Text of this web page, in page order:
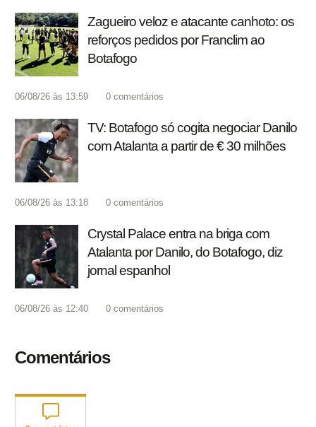
Zagueiro veloz e atacante canhoto: os
reforços pedidos por Franclim ao
Botafogo
06/08/26 às 13:59 0 comentários
TV: Botafogo só cogita negociar Danilo
com Atalanta a partir de € 30 milhões
06/08/26 às 13:18 0 comentários
Crystal Palace entra na briga com
Atalanta por Danilo, do Botafogo, diz
jornal espanhol
06/08/26 às 12:40 0 comentários
Comentários